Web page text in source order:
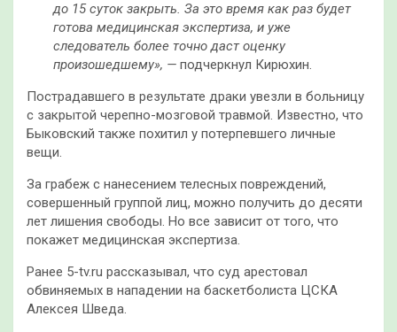
до 15 суток закрыть. За это время как раз будет
готова медицинская экспертиза, и уже
следователь более точно даст оценку
произошедшему», — подчеркнул Кирюхин.
Пострадавшего в результате драки увезли в больницу
с закрытой черепно-мозговой травмой. Известно, что
Быковский также похитил у потерпевшего личные
вещи.
За грабеж с нанесением телесных повреждений,
совершенный группой лиц, можно получить до десяти
лет лишения свободы. Но все зависит от того, что
покажет медицинская экспертиза.
Ранее 5-tv.ru рассказывал, что суд арестовал
обвиняемых в нападении на баскетболиста ЦСКА
Алексея Шведа.